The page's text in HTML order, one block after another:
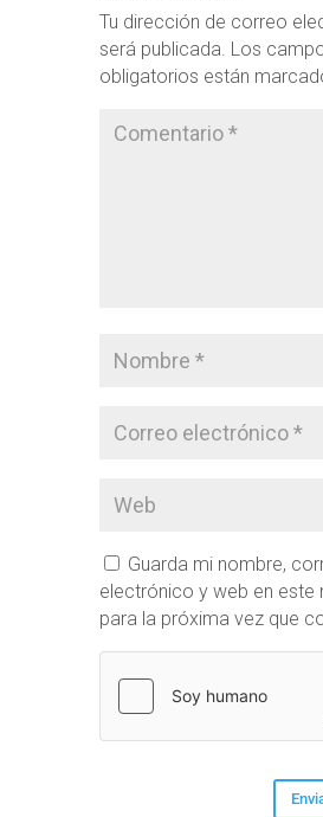
Tu dirección de correo
será publicada. Los
obligatorios están
Guarda mi nombre,
electrónico y web en este
para la próxima vez que